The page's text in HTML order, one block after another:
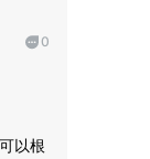
0
以根